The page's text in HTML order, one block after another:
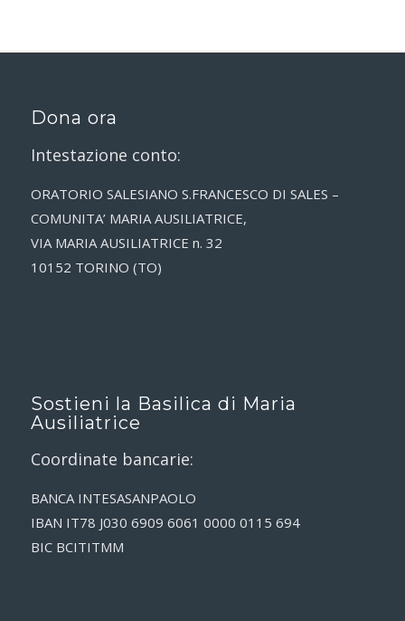
Dona ora
Intestazione conto:
ORATORIO SALESIANO S.FRANCESCO DI SALES –
COMUNITA’ MARIA AUSILIATRICE,
VIA MARIA AUSILIATRICE n. 32
10152 TORINO (TO)
Sostieni la Basilica di Maria
Ausiliatrice
Coordinate bancarie:
BANCA INTESASANPAOLO
IBAN IT78 J030 6909 6061 0000 0115 694
BIC BCITITMM